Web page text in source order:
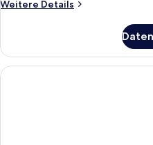
Weitere Details
Weitere